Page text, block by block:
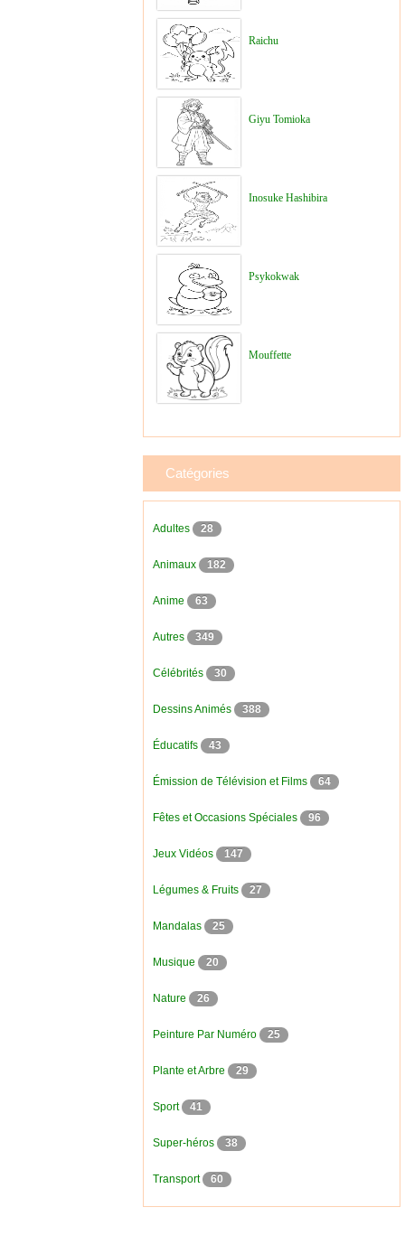
Raichu
Giyu Tomioka
Inosuke Hashibira
Psykokwak
Mouffette
Catégories
Adultes 28
Animaux 182
Anime 63
Autres 349
Célébrités 30
Dessins Animés 388
Éducatifs 43
Émission de Télévision et Films 64
Fêtes et Occasions Spéciales 96
Jeux Vidéos 147
Légumes & Fruits 27
Mandalas 25
Musique 20
Nature 26
Peinture Par Numéro 25
Plante et Arbre 29
Sport 41
Super-héros 38
Transport 60